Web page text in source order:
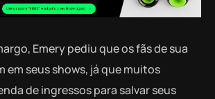
Emery pediu que os fãs de sua
em seus shows, já que muitos
de ingressos para salvar seus